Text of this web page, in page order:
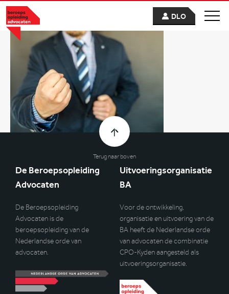
DLO
Terug naar boven
De Beroepsopleiding
Advocaten
De Beroepsopleiding
Advocaten is de
beroepsopleiding van de
Nederlandse orde van
advocaten.
Uitvoeringsorganisatie
BA
Voor de ontwikkeling,
organisatie en uitvoering van de
BA heeft de Nederlandse orde
van advocaten de combinatie
CPO-Kyden aangesteld als
uitvoeringsorganisatie.